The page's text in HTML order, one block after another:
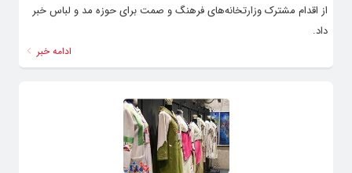
از اقدام مشترک وزارتخانه‌های فرهنگ و صمت برای حوزه مد و لباس خبر
داد.
ادامه خبر